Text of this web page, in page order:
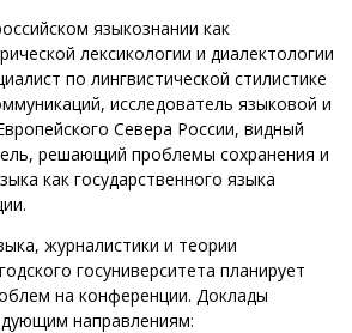
языкознании как
лексикологии и диалектологии
по лингвистической стилистике
исследователь языковой и
Севера России, видный
решающий проблемы сохранения и
как государственного языка
журналистики и теории
госуниверситета планирует
на конференции. Доклады
направлениям: